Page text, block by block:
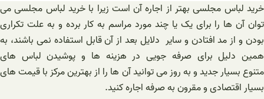
خرید لباس مجلسی بهتر از اجاره آن است زیرا با خرید لباس مجلسی می
توان آن ها را برای یک یا چند مورد مراسم به کار برده و به علت تکراری
بودن و از مد افتادن و سایر دلایل بعد از آن قابل استفاده نمی باشند، به
همین دلیل برای صرفه جویی در هزینه ها و پوشیدن لباس های
متنوع بسیار جدید و به روز می توانید آن ها را از بهترین مرکز با قیمت های
بسیار اقتصادی و مقرون به صرفه اجاره کنید.